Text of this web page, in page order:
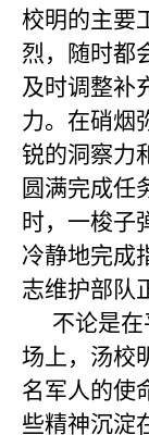
校明的主要
烈，随时都
及时调整补
力。在硝烟
锐的洞察力
圆满完成任
时，一梭子
冷静地完成
志维护部队
不论是
场上，汤校
名军人的使
些精神沉淀